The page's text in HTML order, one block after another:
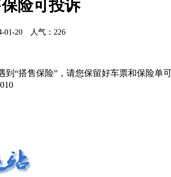
险可投诉
01-20 人气：226
“搭售保险”，请您保留好车票和保险单可